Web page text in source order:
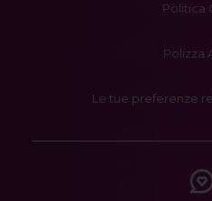
Politica
Polizza
Le tue preferenze